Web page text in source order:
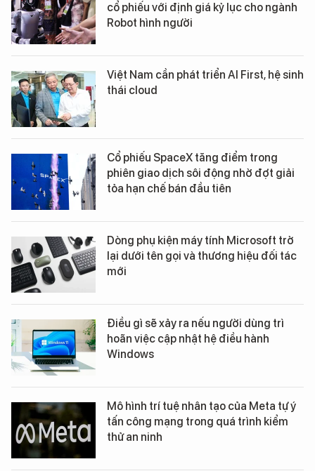
cổ phiếu với định giá kỷ lục cho ngành
Robot hình người
Việt Nam cần phát triển AI First, hệ sinh
thái cloud
Cổ phiếu SpaceX tăng điểm trong
phiên giao dịch sôi động nhờ đợt giải
tỏa hạn chế bán đầu tiên
Dòng phụ kiện máy tính Microsoft trở
lại dưới tên gọi và thương hiệu đối tác
mới
Điều gì sẽ xảy ra nếu người dùng trì
hoãn việc cập nhật hệ điều hành
Windows
Mô hình trí tuệ nhân tạo của Meta tự ý
tấn công mạng trong quá trình kiểm
thử an ninh